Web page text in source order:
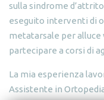
sulla sindrome
eseguito interventi di
metatarsale per alluce
partecipare a corsi di
La mia esperienza
Assistente in